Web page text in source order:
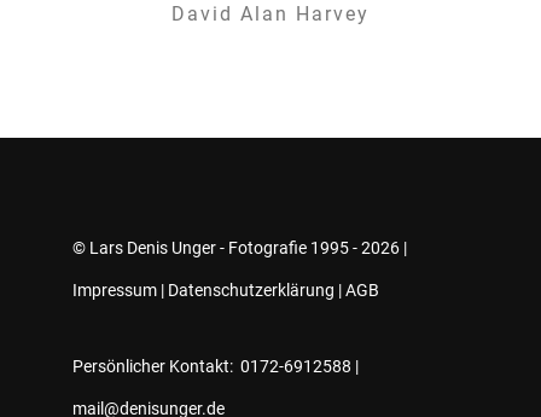
David Alan Harvey
© Lars Denis Unger - Fotografie 1995 - 2026 |
Impressum | Datenschutzerklärung |AGB
Persönlicher Kontakt: 0172-6912588 |
mail@denisunger.de